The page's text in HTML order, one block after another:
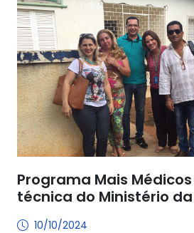
Programa Mais
técnica do Ministério
10/10/2024